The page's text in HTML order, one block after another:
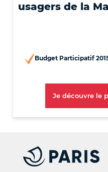
usagers de la
Budget Participatif
Je découvre le